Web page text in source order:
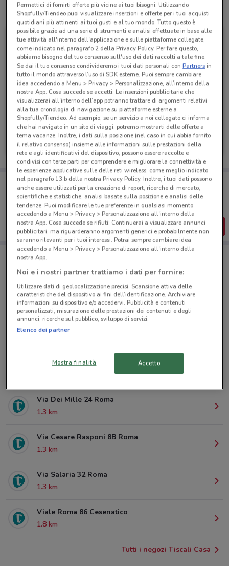
Tutte le promozioni di questo negozio
Tiscali Casa
Scade il 31/08
Porta DoveConviene sempre con te!
Puoi trovare le migliori offerte dei negozi vicino a te,
salvarle e creare la tua lista del risparmio, comodamente
dal tuo cellulare.
SCARICA L’APP
Negozi Tiscali Casa a Roma
Via San Martino Della Battaglia 39 Roma
Via Dei Mille 24 Roma
1.3 km
Via Cesare Rasponi 8B Roma
1.3 km
Via Salaria 32 Roma
1.3 km
Viale Roma 86 Cesenatico
1.8 km
Tutti i negozi Tiscali Casa
Permettici di fornirti offerte più vicine ai tuoi bisogni: Utilizzando
Shopfully/Tiendeo puoi visualizzare inserzioni e offerte per i tuoi acquisti
quotidiani più attinenti ai tuoi gusti e al tuo mondo. Tutto questo è
possibile grazie ad una serie di strumenti e analisi effettuate in base alle
tue attività all'interno dell'applicazione e sulle piattaforme collegate,
come indicato nel paragrafo 2 della Privacy Policy. Per fare questo,
abbiamo bisogno del tuo consenso sull'uso dei dati raccolti a tale fine.
Se dai il tuo consenso condivideremo i tuoi dati personali conPartnersin
tutto il mondo attraverso l’uso di SDK esterne. Puoi sempre cambiare
idea accedendo a Menu > Privacy > Personalizzazione, all’interno della
nostra App. Cosa succede se accetti: Le inserzioni pubblicitarie che
visualizzerai all'interno dell’app potranno trattare di argomenti relativi
alla tua cronologia di navigazione su piattaforme esterne a
Shopfully/Tiendeo. Ad esempio, se un servizio a noi collegato ci informa
che hai navigato in un sito di viaggi, potremo mostrarti delle offerte a
tema vacanze. Inoltre, i dati sulla posizione (nel caso in cui abbia fornito
il relativo consenso) insieme alle informazioni sulle prestazioni della
rete e agli identificativi del dispositivo, possono essere raccolte e
condivisi con terze parti per comprendere e migliorare la connettività e
le esperienze applicative sulle delle reti wireless, come meglio indicato
nel paragrafo 13.b della nostra Privacy Policy. Inoltre, i tuoi dati possono
anche essere utilizzati per la creazione di report, ricerche di mercato,
scientifiche e statistiche, analisi basate sulla posizione e analisi delle
tendenze. Puoi modificare le tue preferenze in qualsiasi momento
accedendo a Menu > Privacy > Personalizzazione all'interno della
nostra App. Cosa succede se rifiuti: Continuerai a visualizzare annunci
pubblicitari, ma riguarderanno argomenti generici e probabilmente non
saranno rilevanti per i tuoi interessi. Potrai sempre cambiare idea
accedendo a Menu > Privacy > Personalizzazione all'interno della
nostra App.
Noi e i nostri partner trattiamo i dati per fornire:
Utilizzare dati di geolocalizzazione precisi. Scansione attiva delle
caratteristiche del dispositivo ai fini dell’identificazione. Archiviare
informazioni su dispositivo e/o accedervi. Pubblicità e contenuti
personalizzati, misurazione delle prestazioni dei contenuti e degli
annunci, ricerche sul pubblico, sviluppo di servizi.
Elenco dei partner
Mostra finalità Accetto